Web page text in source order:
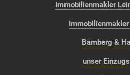
Immobilienmakler
Bamberg &
unser